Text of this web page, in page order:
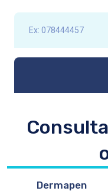
Dermapen